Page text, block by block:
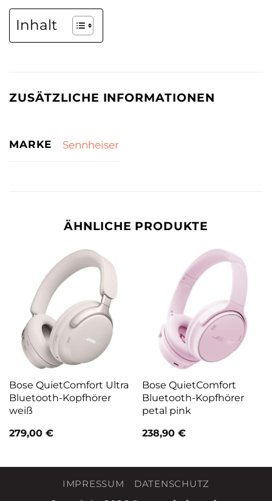
Inhalt
ZUSÄTZLICHE INFORMATIONEN
MARKE Sennheiser
ÄHNLICHE PRODUKTE
Bose QuietComfort Ultra
Bluetooth-Kopfhörer
weiß
279,00 €
Bose QuietComfort
Bluetooth-Kopfhörer
petal pink
238,90 €
IMPRESSUM DATENSCHUTZ